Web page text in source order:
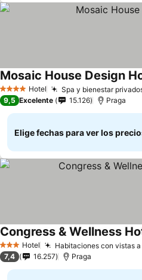
4 EstrellasHotel Spa y bienestar
Mosaic House Design
9,5 Excelente 15.126 Praga
Elige fechas para ver los
3 Estrellas
Hotel Habitaciones con vistas
Congress & Wellness
7,4 16.257 Praga